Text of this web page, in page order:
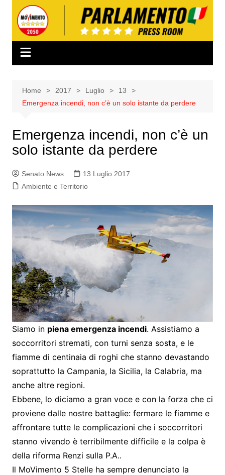
contenuto
Home 2017 Luglio
13
Emergenza incendi, non c’è un solo istante da perdere
Emergenza incendi, non c’è un
solo istante da perdere
Senato News
13 Luglio 2017
Ambiente e Territorio
Siamo in piena emergenza incendi. Assistiamo a
soccorritori stremati, con turni senza sosta, e le
fiamme di centinaia di roghi che stanno devastando
soprattutto la Campania, la Sicilia, la Calabria, ma
anche altre regioni.
Ebbene, lo diciamo a gran voce e con la forza che ci
proviene dalle nostre battaglie: fermare le fiamme e
affrontare tutte le complicazioni che i soccorritori
stanno vivendo è terribilmente difficile e la colpa è
della riforma Renzi sulla P.A..
Il MoVimento 5 Stelle ha sempre denunciato la